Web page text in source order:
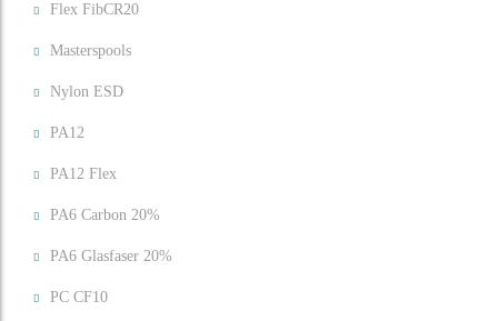
Flex FibCR20
Masterspools
Nylon ESD
PA12
PA12 Flex
PA6 Carbon 20%
PA6 Glasfaser 20%
PC CF10